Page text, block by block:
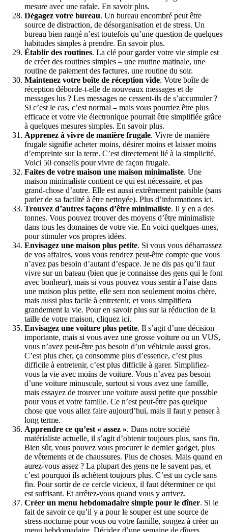
mesure avec une rafale. En savoir plus.
Dégagez votre bureau. Un bureau encombré peut être
source de distraction, de désorganisation et de stress. Un
bureau bien rangé n’est toutefois qu’une question de quelques
habitudes simples à prendre. En savoir plus.
Établir des routines. La clé pour garder votre vie simple est
de créer des routines simples – une routine matinale, une
routine de paiement des factures, une routine du soir.
Maintenez votre boîte de réception vide. Votre boîte de
réception déborde-t-elle de nouveaux messages et de
messages lus ? Les messages ne cessent-ils de s’accumuler ?
Si c’est le cas, c’est normal – mais vous pourriez être plus
efficace et votre vie électronique pourrait être simplifiée grâce
à quelques mesures simples. En savoir plus.
Apprenez à vivre de manière frugale. Vivre de manière
frugale signifie acheter moins, désirer moins et laisser moins
d’empreinte sur la terre. C’est directement lié à la simplicité.
Voici 50 conseils pour vivre de façon frugale.
Faites de votre maison une maison minimaliste. Une
maison minimaliste contient ce qui est nécessaire, et pas
grand-chose d’autre. Elle est aussi extrêmement paisible (sans
parler de sa facilité à être nettoyée). Plus d’informations ici.
Trouvez d’autres façons d’être minimaliste. Il y en a des
tonnes. Vous pouvez trouver des moyens d’être minimaliste
dans tous les domaines de votre vie. En voici quelques-unes,
pour stimuler vos propres idées.
Envisagez une maison plus petite. Si vous vous débarrassez
de vos affaires, vous vous rendrez peut-être compte que vous
n’avez pas besoin d’autant d’espace. Je ne dis pas qu’il faut
vivre sur un bateau (bien que je connaisse des gens qui le font
avec bonheur), mais si vous pouvez vous sentir à l’aise dans
une maison plus petite, elle sera non seulement moins chère,
mais aussi plus facile à entretenir, et vous simplifiera
grandement la vie. Pour en savoir plus sur la réduction de la
taille de votre maison, cliquez ici.
Envisagez une voiture plus petite. Il s’agit d’une décision
importante, mais si vous avez une grosse voiture ou un VUS,
vous n’avez peut-être pas besoin d’un véhicule aussi gros.
C’est plus cher, ça consomme plus d’essence, c’est plus
difficile à entretenir, c’est plus difficile à garer. Simplifiez-
vous la vie avec moins de voiture. Vous n’avez pas besoin
d’une voiture minuscule, surtout si vous avez une famille,
mais essayez de trouver une voiture aussi petite que possible
pour vous et votre famille. Ce n’est peut-être pas quelque
chose que vous allez faire aujourd’hui, mais il faut y penser à
long terme.
Apprendre ce qu’est « assez ». Dans notre société
matérialiste actuelle, il s’agit d’obtenir toujours plus, sans fin.
Bien sûr, vous pouvez vous procurer le dernier gadget, plus
de vêtements et de chaussures. Plus de choses. Mais quand en
aurez-vous assez ? La plupart des gens ne le savent pas, et
c’est pourquoi ils achètent toujours plus. C’est un cycle sans
fin. Pour sortir de ce cercle vicieux, il faut déterminer ce qui
est suffisant. Et arrêtez-vous quand vous y arrivez.
Créer un menu hebdomadaire simple pour le dîner. Si le
fait de savoir ce qu’il y a pour le souper est une source de
stress nocturne pour vous ou votre famille, songez à créer un
menu hebdomadaire. Décidez d’une semaine de dîners